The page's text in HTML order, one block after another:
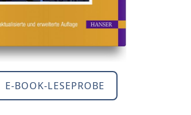
E-BOOK-LESEPROBE